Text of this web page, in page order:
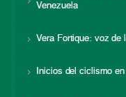
Venezuela
Vera Fortique: voz de
Inicios del ciclismo